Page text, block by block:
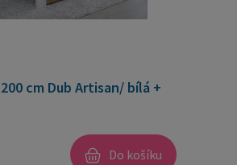
cm Dub Artisan/ bílá +
Do košíku